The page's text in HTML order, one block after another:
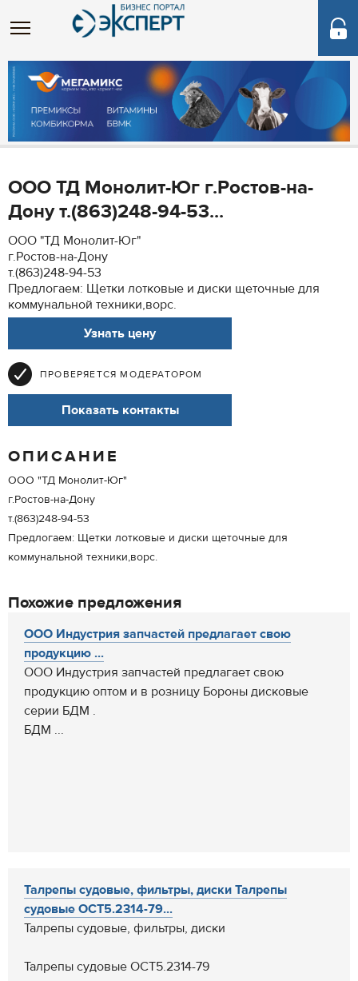
ООО ТД Монолит-Юг г.Ростов-на-
Дону т.(863)248-94-53...
ООО "ТД Монолит-Юг"
г.Ростов-на-Дону
т.(863)248-94-53
Предлогаем: Щетки лотковые и диски щеточные для
коммунальной техники,ворс.
Узнать цену
ПРОВЕРЯЕТСЯ МОДЕРАТОРОМ
Показать контакты
ОПИСАНИЕ
ООО "ТД Монолит-Юг"
г.Ростов-на-Дону
т.(863)248-94-53
Предлогаем: Щетки лотковые и диски щеточные для
коммунальной техники,ворс.
Похожие предложения
ООО Индустрия запчастей предлагает свою
продукцию ...
ООО Индустрия запчастей предлагает свою
продукцию оптом и в розницу Бороны дисковые
серии БДМ .
БДМ ...
Талрепы судовые, фильтры, диски Талрепы
судовые ОСТ5.2314-79...
Талрепы судовые, фильтры, диски
Талрепы судовые ОСТ5.2314-79